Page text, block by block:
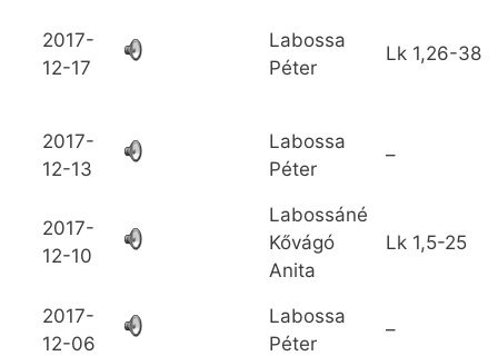
2017-
12-17
Labossa
Péter
Lk 1,26-38
2017-
12-13
Labossa
Péter
–
2017-
12-10
Labossáné
Kővágó
Anita
Lk 1,5-25
2017-
12-06
Labossa
Péter
–